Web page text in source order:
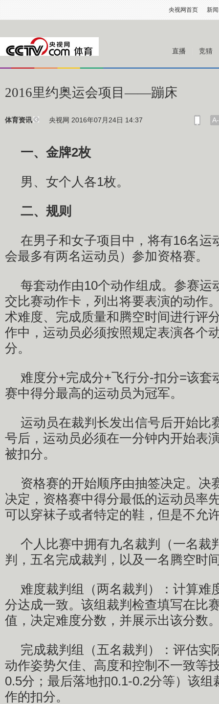
央视网首页 新闻
直播 竞猜
2016里约奥运会项目——蹦床
体育资讯 央视网 2016年07月24日 14:37 A-
一、金牌2枚
男、女个人各1枚。
二、规则
在男子和女子项目中，将有16名运
会最多有两名运动员）参加资格赛。
每套动作由10个动作组成。参赛运
交比赛动作卡，列出将要表演的动作
术难度、完成质量和腾空时间进行评
作中，运动员必须按照规定表演各个
分。
难度分+完成分+飞行分-扣分=该套
赛中得分最高的运动员为冠军。
运动员在裁判长发出信号后开始比
号后，运动员必须在一分钟内开始表
被扣分。
资格赛的开始顺序由抽签决定。决
决定，资格赛中得分最低的运动员率
可以穿袜子或者特定的鞋，但是不允
个人比赛中拥有九名裁判（一名裁
判，五名完成裁判，以及一名腾空时
难度裁判组（两名裁判）：计算难
分达成一致。该组裁判检查填写在比
值，决定难度分数，并展示出该分数
完成裁判组（五名裁判）：评估实
动作姿势欠佳、高度和控制不一致等
0.5分；最后落地扣0.1-0.2分等）该
作的扣分。